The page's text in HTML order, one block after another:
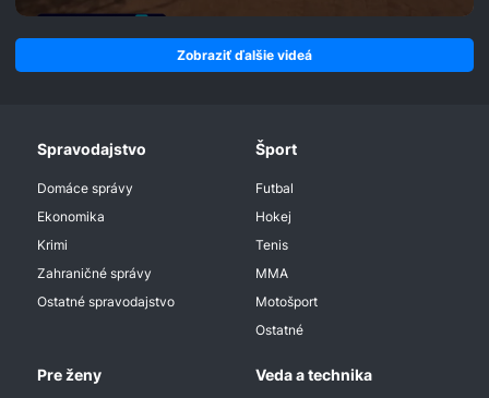
Zobraziť ďalšie videá
Spravodajstvo
Domáce správy
Ekonomika
Krimi
Zahraničné správy
Ostatné spravodajstvo
Šport
Futbal
Hokej
Tenis
MMA
Motošport
Ostatné
Pre ženy Veda a technika